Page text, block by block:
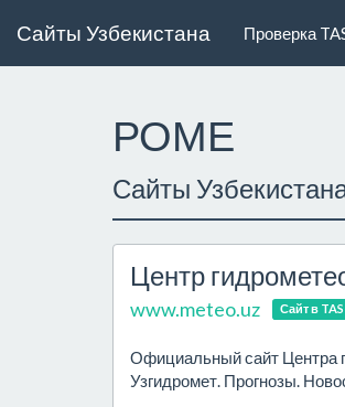
Сайты Узбекистана Проверка
РОМЕ
Сайты
Центр
www.meteo.uz Сайт в
Официальный сайт Центра
Узгидромет. Прогнозы.